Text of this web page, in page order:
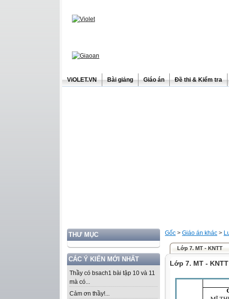
ViOLET.VN Bài giảng Giáo án Đề thi & Kiểm tra
THƯ MỤC
CÁC Ý KIẾN MỚI NHẤT
Thầy có bsach1 bài tập 10 và 11
mà có...
Cảm ơn thầy!...
Gốc > Giáo án khác >
Lớp 7. MT - KNTT
Lớp 7. MT - KNTT